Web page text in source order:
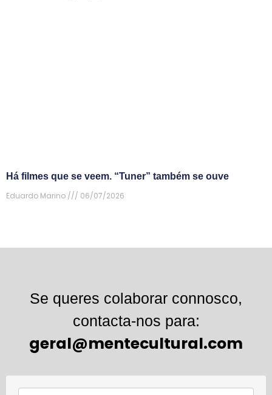
Há filmes que se veem. “Tuner” também se ouve
Eduardo Marino
06/07/2026
Se queres colaborar connosco,
contacta-nos para:
geral@mentecultural.com